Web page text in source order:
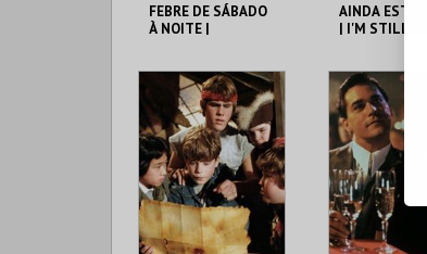
FEBRE DE SÁBADO
À NOITE |
CAPITÓLIO.
MAIS INFO
COMPRAR
AINDA ESTOU
| I'M STILL
CICLO
CAPITÓLIO.
MAIS
COMPRAR